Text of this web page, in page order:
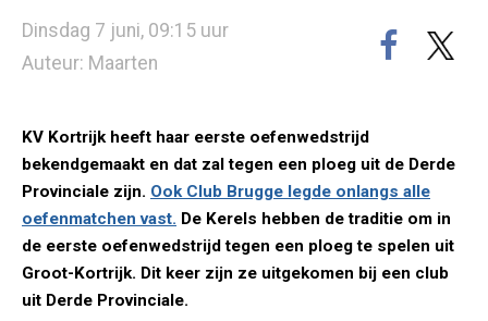
Dinsdag 7 juni, 09:15 uur
Auteur: Maarten
KV Kortrijk heeft haar eerste oefenwedstrijd
bekendgemaakt en dat zal tegen een ploeg uit de Derde
Provinciale zijn. Ook Club Brugge legde onlangs alle
oefenmatchen vast. De Kerels hebben de traditie om in
de eerste oefenwedstrijd tegen een ploeg te spelen uit
Groot-Kortrijk. Dit keer zijn ze uitgekomen bij een club
uit Derde Provinciale.